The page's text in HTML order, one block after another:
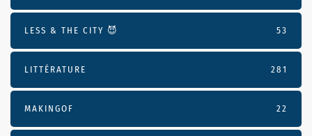
LESS & THE CITY 😈 53
LITTÉRATURE 281
MAKINGOF 22